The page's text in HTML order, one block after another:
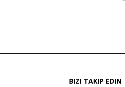
BIZI TAKIP EDIN